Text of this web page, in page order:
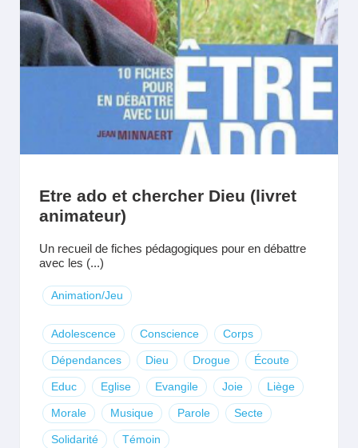
Etre ado et chercher Dieu (livret
animateur)
Un recueil de fiches pédagogiques pour en débattre
avec les (...)
Animation/Jeu
Adolescence Conscience Corps
Dépendances Dieu Drogue Écoute
Educ Eglise Evangile Joie Liège
Morale Musique Parole Secte
Solidarité Témoin